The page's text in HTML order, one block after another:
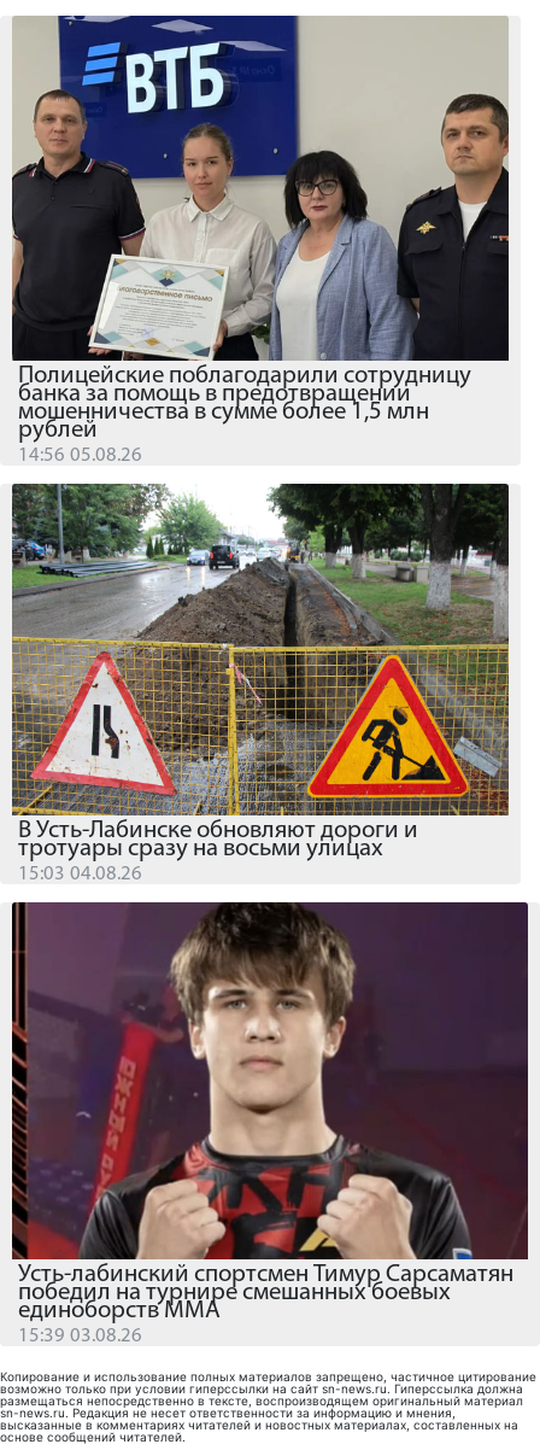
Полицейские поблагодарили сотрудницу
банка за помощь в предотвращении
мошенничества в сумме более 1,5 млн
рублей
14:56 05.08.26
В Усть-Лабинске обновляют дороги и
тротуары сразу на восьми улицах
15:03 04.08.26
Усть-лабинский спортсмен Тимур Сарсаматян
победил на турнире смешанных боевых
единоборств ММА
15:39 03.08.26
Копирование и использование полных материалов запрещено, частичное цитирование
возможно только при условии гиперссылки на сайт sn-news.ru. Гиперссылка должна
размещаться непосредственно в тексте, воспроизводящем оригинальный материал
sn-news.ru. Редакция не несет ответственности за информацию и мнения,
высказанные в комментариях читателей и новостных материалах, составленных на
основе сообщений читателей.